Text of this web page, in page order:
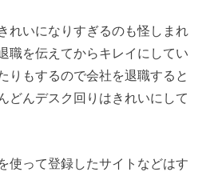
れいになりすぎるのも怪しまれ
職を伝えてからキレイにしてい
りもするので会社を退職すると
どんデスク回りはきれいにして
使って登録したサイトなどはす